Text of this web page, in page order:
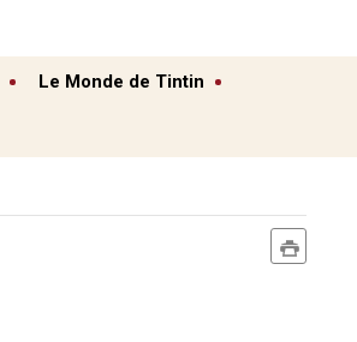
Le Monde de Tintin